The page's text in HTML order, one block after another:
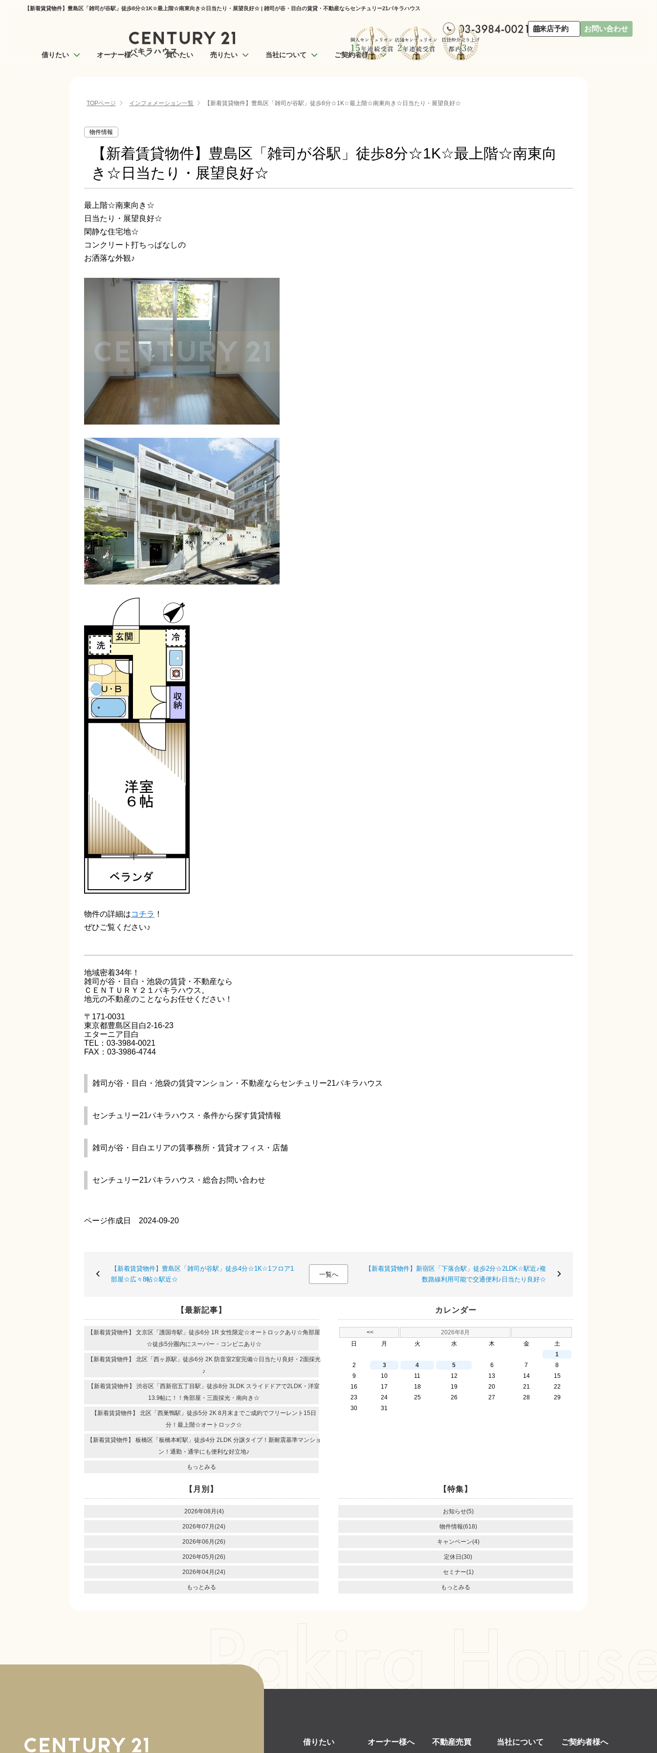
【新着賃貸物件】豊島区「雑司が谷駅」徒歩8分☆1K☆最上階☆南東向き☆日当たり・展望良好☆ | 雑司が谷・目白の賃貸・不動産ならセンチュリー21パキラハウス
来店予約 お問い合わせ
借りたい オーナー様へ 買いたい 売りたい 当社について ご契約者様へ
TOPページ インフォメーション一覧 【新着賃貸物件】豊島区「雑司が谷駅」徒歩8分☆1K☆最上階☆南東向き☆日当たり・展望良好☆
物件情報
【新着賃貸物件】豊島区「雑司が谷駅」徒歩8分☆1K☆最上階☆南東向
き☆日当たり・展望良好☆
最上階☆南東向き☆
日当たり・展望良好☆
閑静な住宅地☆
コンクリート打ちっぱなしの
お洒落な外観♪
物件の詳細はコチラ ！
ぜひご覧ください♪
地域密着34年！
雑司が谷・目白・池袋の賃貸・不動産なら
ＣＥＮＴＵＲＹ２１パキラハウス。
地元の不動産のことならお任せください！
〒171-0031
東京都豊島区目白2-16-23
エターニア目白
TEL：03-3984-0021
FAX：03-3986-4744
雑司が谷・目白・池袋の賃貸マンション・不動産ならセンチュリー21パキラハウス
センチュリー21パキラハウス・条件から探す賃貸情報
雑司が谷・目白エリアの賃事務所・賃貸オフィス・店舗
センチュリー21パキラハウス・総合お問い合わせ
ページ作成日 2024-09-20
【新着賃貸物件】豊島区「雑司が谷駅」徒歩4分☆1K☆1フロア1
部屋☆広々8帖☆駅近☆
一覧へ
【新着賃貸物件】新宿区「下落合駅」徒歩2分☆2LDK☆駅近♪複
数路線利用可能で交通便利♪日当たり良好☆
【最新記事】
【新着賃貸物件】 文京区「護国寺駅」徒歩6分 1R 女性限定☆オートロックあり☆角部屋
☆徒歩5分圏内にスーパー・コンビニあり☆
【新着賃貸物件】 北区「西ヶ原駅」徒歩6分 2K 防音室2室完備☆日当たり良好・2面採光
♪
【新着賃貸物件】 渋谷区「西新宿五丁目駅」徒歩8分 3LDK スライドドアで2LDK・洋室
13.9帖に！！角部屋・三面採光・南向き☆
【新着賃貸物件】 北区「西巣鴨駅」徒歩5分 2K 8月末までご成約でフリーレント15日
分！最上階☆オートロック☆
【新着賃貸物件】 板橋区「板橋本町駅」徒歩4分 2LDK 分譲タイプ！新耐震基準マンショ
ン！通勤・通学にも便利な好立地♪
もっとみる
カレンダー
<<
2026年8月
日
月 火 水 木 金
土
1
2
3 4 5 6 7
8
9
10 11 12 13 14
15
16
17 18 19 20 21
22
23
24 25 26 27 28
29
30
31
【月別】
2026年08月(4)
2026年07月(24)
2026年06月(26)
2026年05月(26)
2026年04月(24)
もっとみる
【特集】
お知らせ(5)
物件情報(618)
キャンペーン(4)
定休日(30)
セミナー(1)
もっとみる
借りたい オーナー様へ 不動産売買 当社について ご契約者様へ